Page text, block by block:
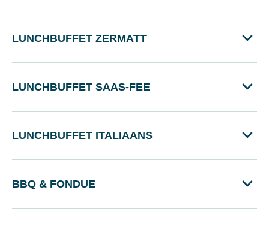
LUNCHBUFFET ZERMATT
LUNCHBUFFET SAAS-FEE
LUNCHBUFFET ITALIAANS
BBQ & FONDUE